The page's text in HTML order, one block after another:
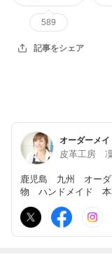
589
記事をシェア
皮革工房
鹿児島 九州 オー
物 ハンドメイド
ザー レザークラフト